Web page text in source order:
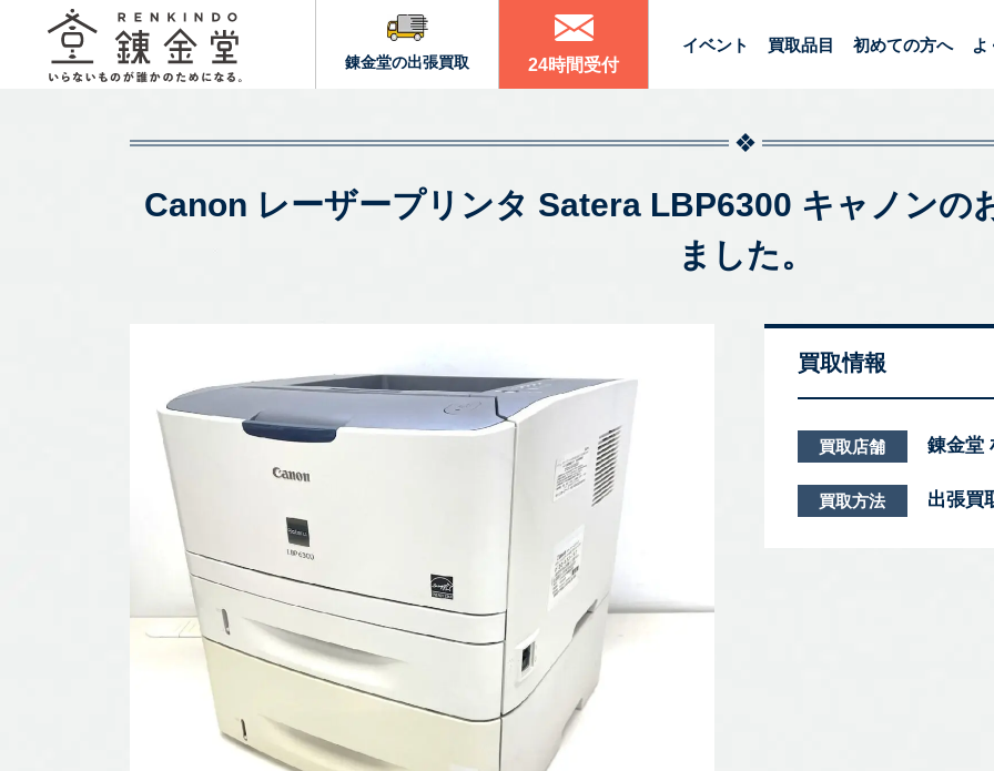
錬金堂の出張買取 24時間受付
イベント 買取品目 初めての方へ よ
Canon レーザープリンタ Satera LBP6300 キャノンの
ました。
買取情報
買取店舗 錬金堂
買取方法 出張買